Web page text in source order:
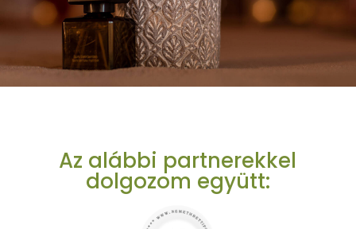
Az alábbi partnerekkel
dolgozom együtt: